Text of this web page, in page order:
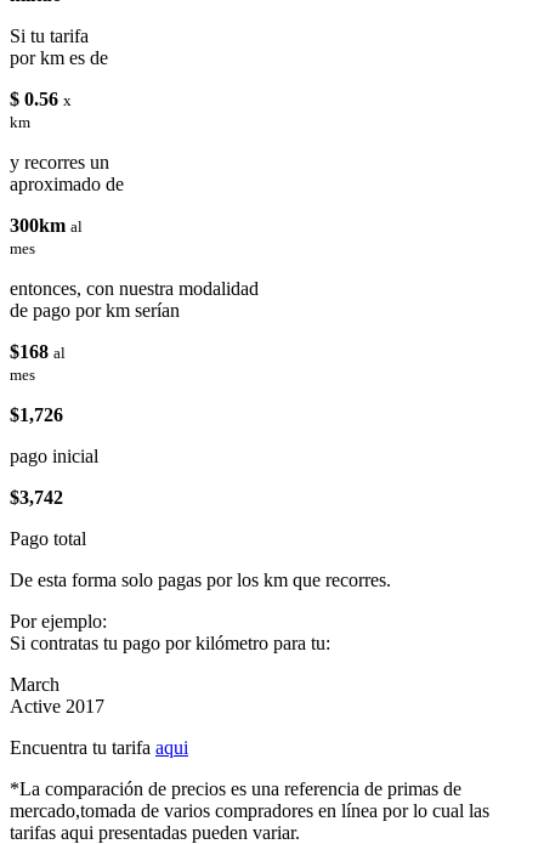
Si tu tarifa
por km es de
$ 0.56 x
km
y recorres un
aproximado de
300km al
mes
entonces, con nuestra modalidad
de pago por km serían
$168 al
mes
$1,726
pago inicial
$3,742
Pago total
De esta forma solo pagas por los km que recorres.
Por ejemplo:
Si contratas tu pago por kilómetro para tu:
March
Active 2017
Encuentra tu tarifa aqui
*La comparación de precios es una referencia de primas de
mercado,tomada de varios compradores en línea por lo cual las
tarifas aqui presentadas pueden variar.